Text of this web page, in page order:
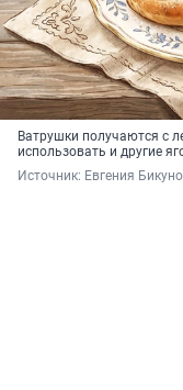
Ватрушки получаются с
использовать и другие
Источник: Евгения